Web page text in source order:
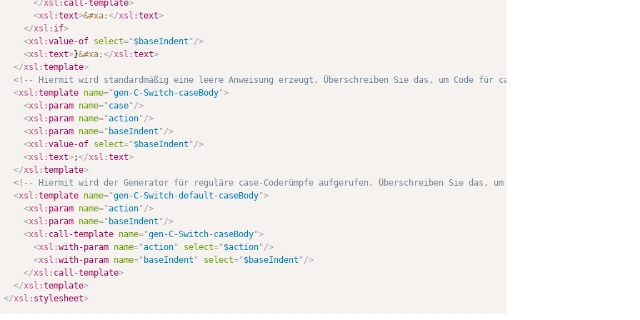
</xsl: call-template>
<xsl:text>&#xa;</xsl:text>
</xsl: if>
<xsl:value-of select="$baseIndent "/>
<xsl:text>}&#xa;</xsl:text>
</xsl:template>
<!-- Hiermit wird standardmäßig eine leere Anweisung erzeugt. Überschreiben Sie das, um Code für case zu generieren. -->
<xsl:template name="gen-C-Switch-caseBody">
<xsl: param name="case"/>
<xsl: param name="action"/>
<xsl: param name=" baseIndent "/>
<xsl:value-of select="$baseIndent "/>
<xsl:text>;</xsl:text>
</xsl:template>
<!-- Hiermit wird der Generator für reguläre case-Coderümpfe aufgerufen. Überschreiben Sie das, um etwas Spezielles für den
<xsl:template name="gen-C-Switch-default-caseBody">
<xsl: param name="action"/>
<xsl: param name=" baseIndent "/>
<xsl: call-template name="gen-C-Switch-caseBody">
<xsl:with-param name="action" select="$action"/>
<xsl:with-param name=" baseIndent " select="$baseIndent "/>
</xsl: call-template>
</xsl:template>
</xsl: stylesheet>